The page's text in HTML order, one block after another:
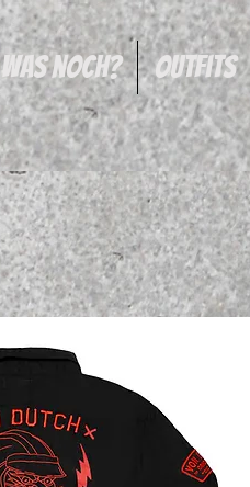
was noch? Outfits